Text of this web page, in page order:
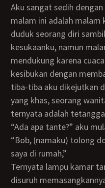
Aku sangat sedih dengan kesendirianku, karena
malam ini adalah malam
duduk seorang diri
kesukaanku, namun
mendukung karena
kesibukan dengan
tiba-tiba aku dikejutkan
yang khas, seorang
ternyata adalah
“Ada apa tante?” aku
“Bob, (namaku) tolong dong pasangin lampu kamar
saya di rumah,”
Ternyata lampu kamar tante Anna putus dan aku
disuruh